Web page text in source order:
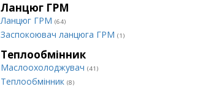
Ланцюг ГРМ
Ланцюг ГРМ (64)
Заспокоювач ланцюга ГРМ (1)
Теплообмінник
Маслоохолоджувач (41)
Теплообмінник (8)